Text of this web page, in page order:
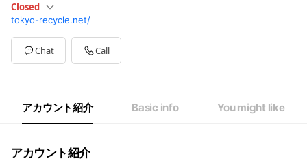
Closed
Sun11:00 - 19:00
Mon11:00 - 19:00
Tue11:00 - 19:00
Wed11:00 - 19:00
11:00 - 19:00
tokyo-recycle.net/
Chat Call
アカウント紹介 Basic info You might like
アカウント紹介